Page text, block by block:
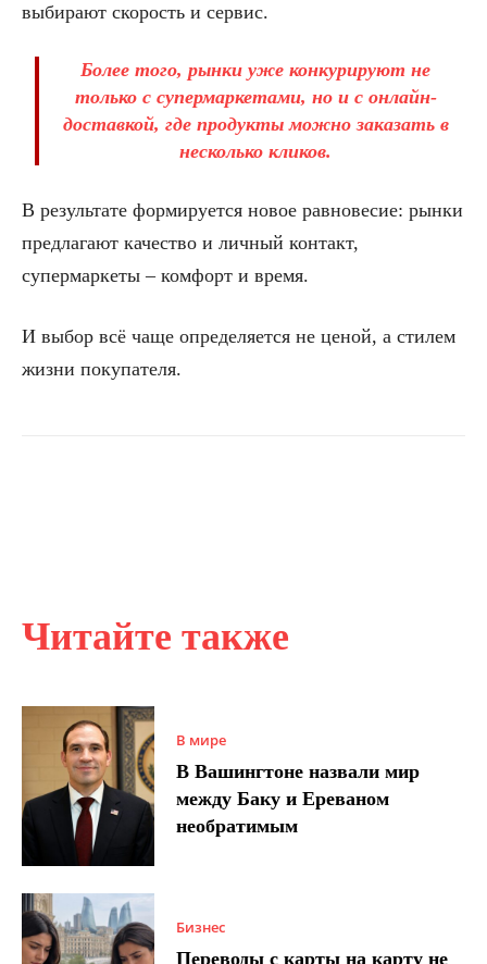
Читайте также
В мире
В Вашингтоне назвали мир
между Баку и Ереваном
необратимым
Бизнес
Переводы с карты на карту не
выбирают скорость и сервис.
Более того, рынки уже конкурируют не
только с супермаркетами, но и с онлайн-
доставкой, где продукты можно заказать в
несколько кликов.
В результате формируется новое равновесие: рынки
предлагают качество и личный контакт,
супермаркеты – комфорт и время.
И выбор всё чаще определяется не ценой, а стилем
жизни покупателя.